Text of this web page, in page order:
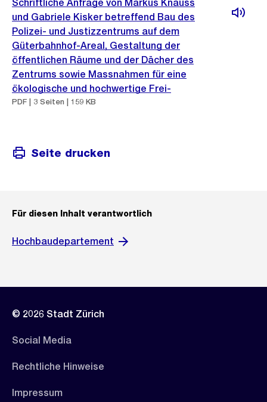
Schriftliche Anfrage von Markus Knauss
und Gabriele Kisker betreffend Bau des
Polizei- und Justizzentrums auf dem
Güterbahnhof-Areal, Gestaltung der
öffentlichen Räume und der Dächer des
Zentrums sowie Massnahmen für eine
ökologische und hochwertige Frei-
PDF | 3 Seiten | 159 KB
Seite drucken
Für diesen Inhalt verantwortlich
Hochbaudepartement
© 2026 Stadt Zürich
Social Media
Rechtliche Hinweise
Impressum